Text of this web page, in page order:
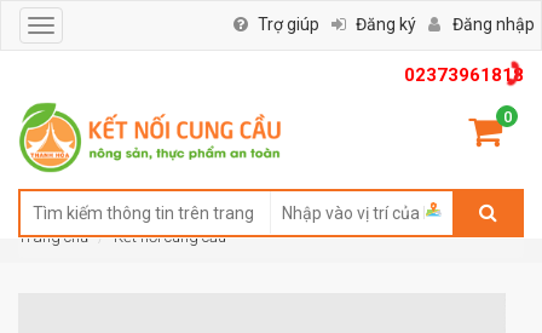
02373961818
0
Toggle
navigation
Trợ giúp Đăng ký Đăng nhập
Trang chủ Kết nối cung cầu